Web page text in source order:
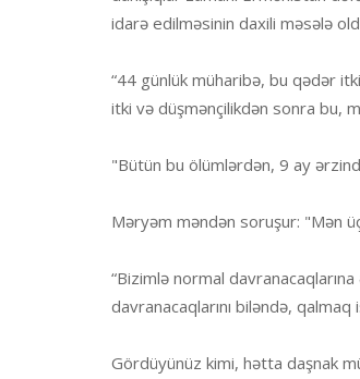
idarə edilməsinin daxili məsələ
“44 günlük müharibə, bu qədər
itki və düşmənçilikdən sonra bu,
"Bütün bu ölümlərdən, 9 ay
Məryəm məndən soruşur: "Mən
“Bizimlə normal
davranacaqlarını biləndə,
Gördüyünüz kimi, hətta daşnak